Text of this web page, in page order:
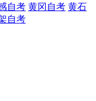
自考 黄冈自考 黄石
自考